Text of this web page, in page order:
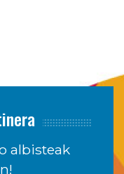
albisteak